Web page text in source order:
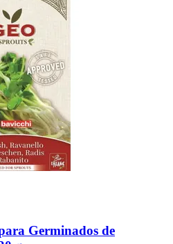
Germinados de